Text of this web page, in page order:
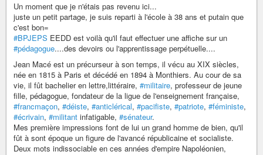
Un moment que je n'étais pas revenu ici...
juste un petit partage, je suis reparti à l'école à 38 ans et putain que
c'est bon=
#BPJEPS EEDD est voilà qu'il faut effectuer une affiche sur un
#pédagogue....des devoirs ou l'apprentissage perpétuelle....
Jean Macé est un précurseur à son temps, il vécu au XIX siècles,
née en 1815 à Paris et décédé en 1894 à Monthiers. Au cour de sa
vie, il fût bachelier en lettre,littéraire, #militaire, professeur de jeune
fille, pédagogue, fondateur de la ligue de l'enseignement française,
#francmaçon, #déiste, #anticlérical, #pacifiste, #patriote, #féministe,
#écrivain, #militant infatigable, #sénateur.
Mes première impressions font de lui un grand homme de bien, qu'il
fût à sont époque un figure de l'avancé républicaine et socialiste.
Deux mots indissociable en ces années d'empire Napoléonien,